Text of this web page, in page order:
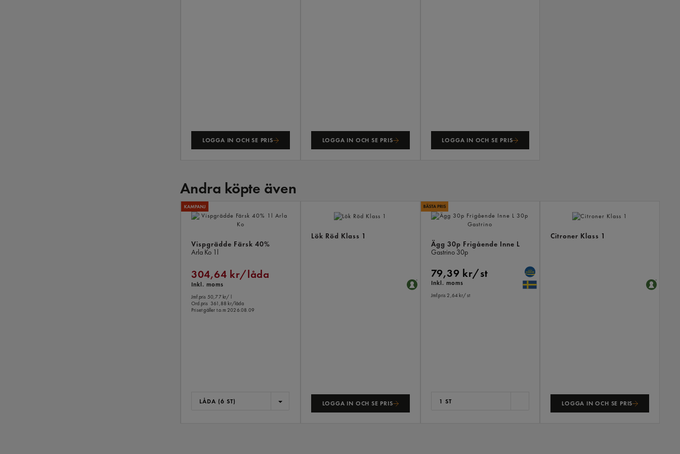
LOGGA IN OCH SE PRIS LOGGA IN OCH SE PRIS LOGGA IN OCH SE PRIS
Andra köpte även
Vispgrädde Färsk 40%
Arla Ko 1l
304,64 kr/låda
Inkl. moms
Jmf.pris 50,77 kr/ l
Ord.pris 361,88 kr/låda
Priset gäller t.o.m 2026.08.09
LÅDA (6 ST)
Lök Röd Klass 1
LOGGA IN OCH SE PRIS
Ägg 30p Frigående Inne L
Gastrino 30p
79,39 kr/st
Inkl. moms
Jmf.pris 2,64 kr/ st
1 ST
Citroner Klass 1
LOGGA IN OCH SE PRIS